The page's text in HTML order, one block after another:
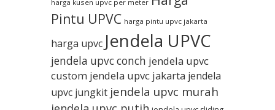
harga kusen upvc per meter
Pintu UPVC harga pintu upvc jakarta
harga upvc Jendela UPVC
jendela upvc conch jendela upvc
custom jendela upvc jakarta jendela
upvc jungkit jendela upvc murah